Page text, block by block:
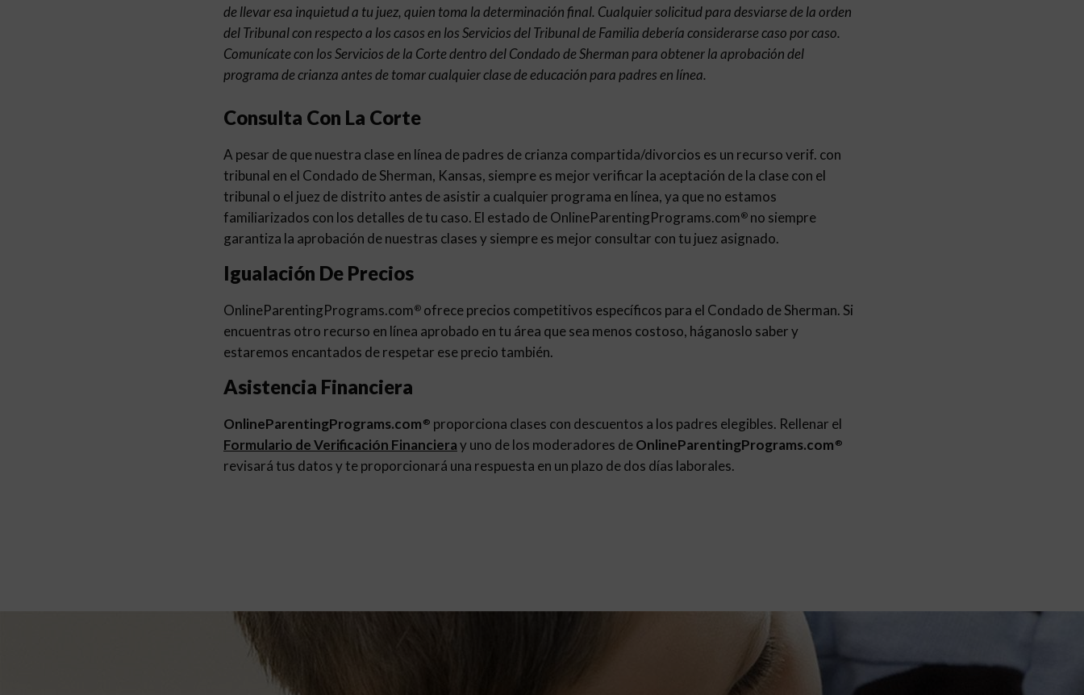
de llevar esa inquietud a tu juez, quien toma la determinación final. Cualquier solicitud para desviarse de la orden
del Tribunal con respecto a los casos en los Servicios del Tribunal de Familia debería considerarse caso por caso.
Comunícate con los Servicios de la Corte dentro del Condado de Sherman para obtener la aprobación del
programa de crianza antes de tomar cualquier clase de educación para padres en línea.
Consulta Con La Corte
A pesar de que nuestra clase en línea de padres de crianza compartida/divorcios es un recurso verif. con
tribunal en el Condado de Sherman, Kansas, siempre es mejor verificar la aceptación de la clase con el
tribunal o el juez de distrito antes de asistir a cualquier programa en línea, ya que no estamos
familiarizados con los detalles de tu caso. El estado de OnlineParentingPrograms.com® no siempre
garantiza la aprobación de nuestras clases y siempre es mejor consultar con tu juez asignado.
Igualación De Precios
OnlineParentingPrograms.com® ofrece precios competitivos específicos para el Condado de Sherman. Si
encuentras otro recurso en línea aprobado en tu área que sea menos costoso, háganoslo saber y
estaremos encantados de respetar ese precio también.
Asistencia Financiera
OnlineParentingPrograms.com ® proporciona clases con descuentos a los padres elegibles. Rellenar el
Formulario de Verificación Financieray uno de los moderadores deOnlineParentingPrograms.com ®
revisará tus datos y te proporcionará una respuesta en un plazo de dos días laborales.